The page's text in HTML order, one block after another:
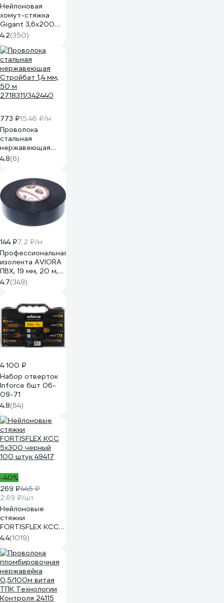
Нейлоновая
хомут-стяжка
Gigant 3,6х200
черный, 100 шт
G/1/4
4.2(350)
773 ₽15.46 ₽/м
Проволока
стальная
нержавеющая
Стройбат 1,4 мм,
50 м
4.8(6)
144 ₽7.2 ₽/м
Профессиональная
изолента AVIORA
ПВХ, 19 мм, 20 м,
черная 305-030
4.7(349)
4 100 ₽
Набор отверток
Inforce 6шт 06-
09-71
4.8(64)
-40%
269 ₽445 ₽
2.69 ₽/шт
Нейлоновые
стяжки
FORTISFLEX КСС
5х300 черный
100 штук 49417
4.4(1019)